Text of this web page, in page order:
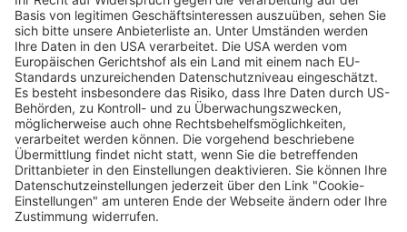
Drogeriemarkt Müller
Freiburg im Breisgau